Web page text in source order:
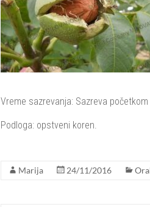
Vreme sazrevanja: Sazreva
Podloga: opstveni koren.
Marija 24/11/2016